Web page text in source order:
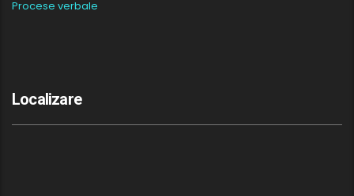
Procese verbale
Localizare